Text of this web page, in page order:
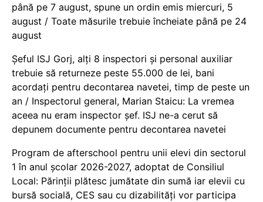
până pe 7 august, spune un ordin emis miercuri, 5
august / Toate măsurile trebuie încheiate până pe 24
august
Șeful ISJ Gorj, alți 8 inspectori și personal auxiliar
trebuie să returneze peste 55.000 de lei, bani
acordați pentru decontarea navetei, timp de peste un
an / Inspectorul general, Marian Staicu: La vremea
aceea nu eram inspector șef. ISJ ne-a cerut să
depunem documente pentru decontarea navetei
Program de afterschool pentru unii elevi din sectorul
1 în anul școlar 2026-2027, adoptat de Consiliul
Local: Părinții plătesc jumătate din sumă iar elevii cu
bursă socială, CES sau cu dizabilităţi vor participa